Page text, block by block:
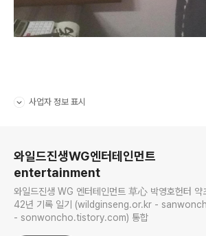
사업자 정보 표시
와일드진생WG엔터테인먼트
entertainment
와일드진생 WG 엔터테인먼트 草心 박영호헌터 약
42년 기록 일기 (wildginseng.or.kr - sanwoncho.or.kr
- sonwoncho.tistory.com) 통합